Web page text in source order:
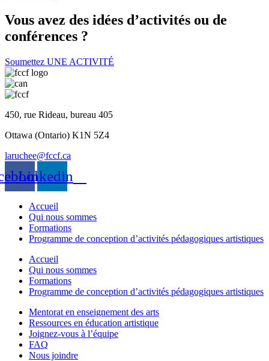
Vous avez des idées d’activités ou de
conférences ?
Soumettez UNE ACTIVITÉ
450, rue Rideau, bureau 405
Ottawa (Ontario) K1N 5Z4
laruchee@fccf.ca
Linkedin
Accueil
Qui nous sommes
Formations
Programme de conception d’activités pédagogiques artistiques
Accueil
Qui nous sommes
Formations
Programme de conception d’activités pédagogiques artistiques
Mentorat en enseignement des arts
Ressources en éducation artistique
Joignez-vous à l’équipe
FAQ
Nous joindre